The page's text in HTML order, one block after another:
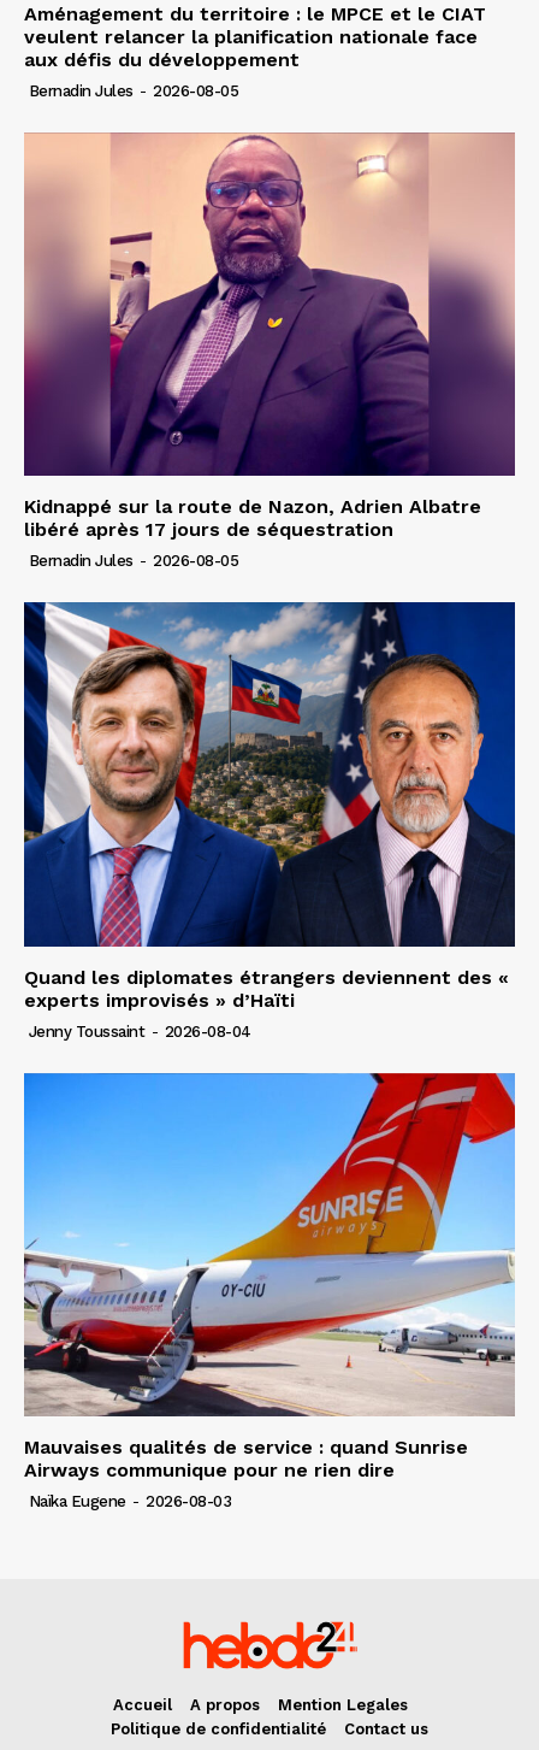
Aménagement du territoire : le MPCE et le CIAT
veulent relancer la planification nationale face
aux défis du développement
Bernadin Jules - 2026-08-05
Kidnappé sur la route de Nazon, Adrien Albatre
libéré après 17 jours de séquestration
Bernadin Jules - 2026-08-05
Quand les diplomates étrangers deviennent des «
experts improvisés » d’Haïti
Jenny Toussaint - 2026-08-04
Mauvaises qualités de service : quand Sunrise
Airways communique pour ne rien dire
Naïka Eugene - 2026-08-03
Accueil A propos
Mention Legales
Politique de confidentialité
Contact us